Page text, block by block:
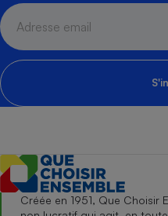
Créée en 1951, Que Choisir